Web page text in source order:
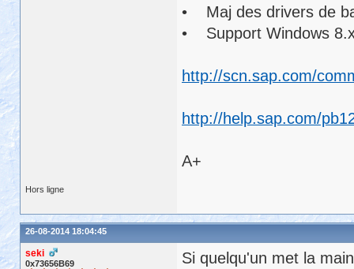
• Maj des drivers de
• Support Windows
http://scn.sap.com/
http://help.sap.com/
A+
Hors ligne
26-08-2014 18:04:45
seki
0x73656B69
Si quelqu'un met la